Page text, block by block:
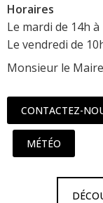
Horaires
Le mardi de 14h à
Le vendredi de
Monsieur le
CONTACTEZ-
MÉTÉO